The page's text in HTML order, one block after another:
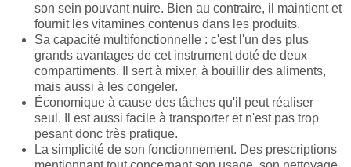
son sein pouvant nuire. Bien au contraire, il maintient et
fournit les vitamines contenus dans les produits.
Sa capacité multifonctionnelle : c'est l'un des plus
grands avantages de cet instrument doté de deux
compartiments. Il sert à mixer, à bouillir des aliments,
mais aussi à les congeler.
Économique à cause des tâches qu'il peut réaliser
seul. Il est aussi facile à transporter et n'est pas trop
pesant donc très pratique.
La simplicité de son fonctionnement. Des prescriptions